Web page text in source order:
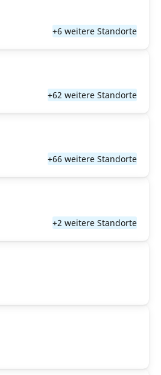
+6 weitere Standorte
+62 weitere Standorte
+66 weitere Standorte
+2 weitere Standorte